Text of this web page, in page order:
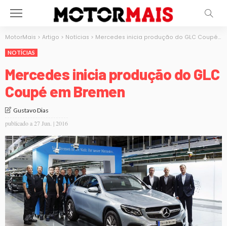
MotorMais > Artigo > Notícias > Mercedes inicia produção do GLC Coupé em Bremen
NOTÍCIAS
Mercedes inicia produção do GLC
Coupé em Bremen
Gustavo Dias
publicado a27 Jun. | 2016